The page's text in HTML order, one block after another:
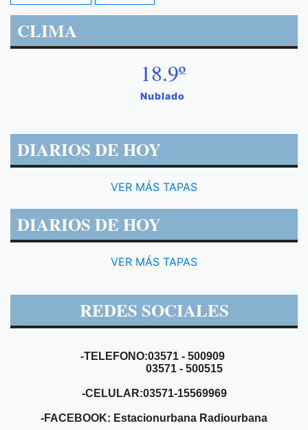
CLIMA
18.9º
Nublado
DIARIOS DE HOY
VER MÁS TAPAS
DIARIOS DE HOY
VER MÁS TAPAS
REDES SOCIALES
-TELEFONO:03571 - 500909
03571 - 500515
-CELULAR:03571-15569969
-FACEBOOK: Estacionurbana Radiourbana